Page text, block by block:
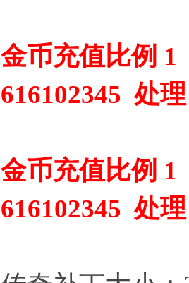
金币充值比例
616102345 处理
金币充值比例
616102345 处理